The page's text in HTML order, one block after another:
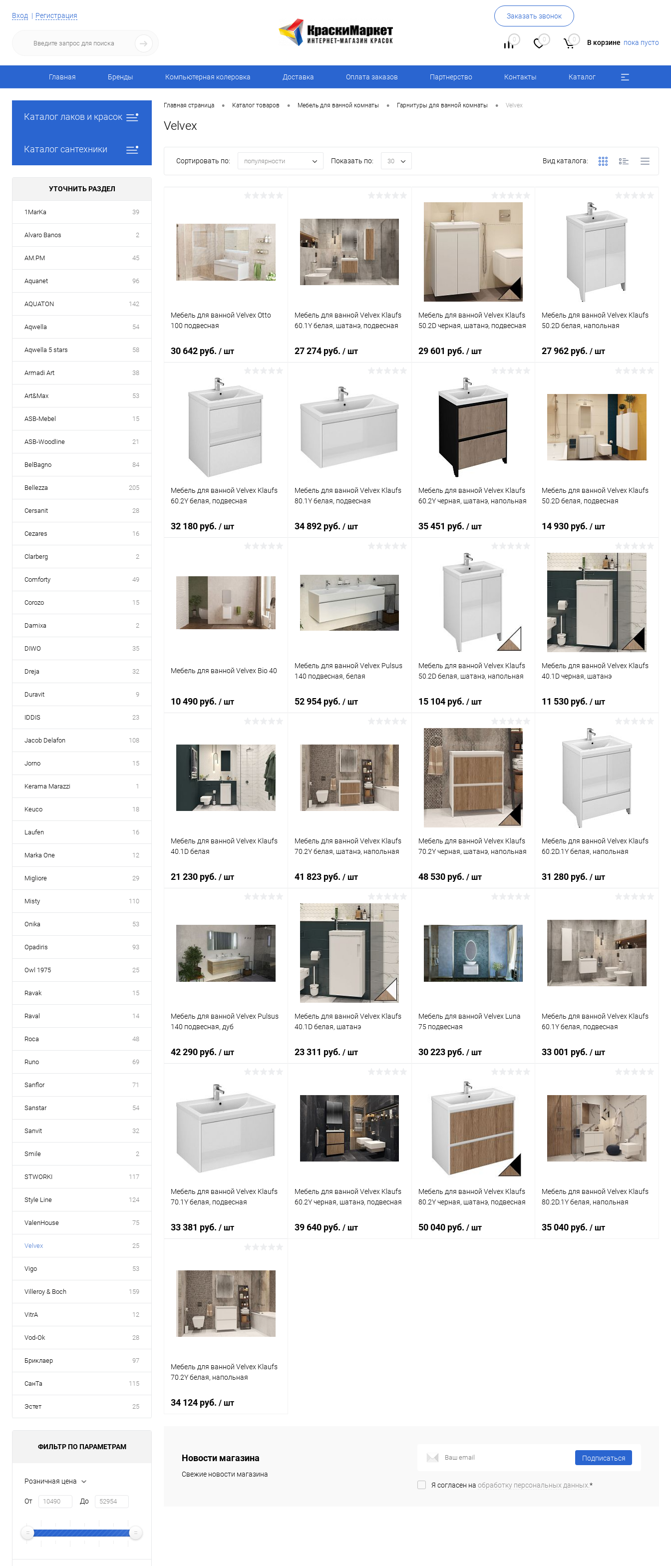
Вход Регистрация Заказать звонок
0 0 0 В корзине пока пусто
Главная Бренды Компьютерная колеровка Доставка Оплата заказов Партнерство Контакты Каталог
Каталог лаков и красок
Каталог сантехники
УТОЧНИТЬ РАЗДЕЛ
1MarKa 39
Alvaro Banos 2
AM.PM 45
Aquanet 96
AQUATON 142
Aqwella 54
Aqwella 5 stars 58
Armadi Art 38
Art&Max 53
ASB-Mebel 15
ASB-Woodline 21
BelBagno 84
Bellezza 205
Cersanit 28
Cezares 16
Clarberg 2
Comforty 49
Corozo 15
Damixa 2
DIWO 35
Dreja 32
Duravit 9
IDDIS 23
Jacob Delafon 108
Jorno 15
Kerama Marazzi 1
Keuco 18
Laufen 16
Marka One 12
Migliore 29
Misty 110
Onika 53
Opadiris 93
Owl 1975 25
Ravak 15
Raval 14
Roca 48
Runo 69
Sanflor 71
Sanstar 54
Sanvit 32
Smile 2
STWORKI 117
Style Line 124
ValenHouse 75
Velvex 25
Vigo 53
Villeroy & Boch 159
VitrA 12
Vod-Ok 28
Бриклаер 97
СанТа 115
Эстет 25
ФИЛЬТР ПО ПАРАМЕТРАМ
Розничная цена
От До
Главная страница • Каталог товаров • Мебель для ванной комнаты • Гарнитуры для ванной комнаты • Velvex
Velvex
Сортировать по: популярности Показать по: 30 Вид каталога:
Мебель для ванной Velvex Otto
100 подвесная
30 642 руб. / шт
Подписаться
Недоступно
Мебель для ванной Velvex Klaufs
60.1Y белая, шатанэ, подвесная
27 274 руб. / шт
Подписаться
Купить в 1 клик Сравнение
Мебель для ванной Velvex Klaufs
50.2D черная, шатанэ, подвесная
29 601 руб. / шт
В корзину
Купить в 1 клик
В избранное Под заказ
Мебель для ванной Velvex Klaufs
50.2D белая, напольная
27 962 руб./ шт
В корзину
Купить в 1 клик Сравнение
В избранное
Мебель для ванной Velvex Klaufs
60.2Y белая, подвесная
32 180 руб. / шт
Купить в 1 клик Сравнение
В избранное Недоступно
Мебель для ванной Velvex Klaufs
80.1Y белая, подвесная
34 892 руб. / шт
Купить в 1 клик Сравнение
Недоступно
Мебель для ванной Velvex Klaufs
60.2Y черная, шатанэ, напольная
35 451 руб. / шт
В корзину
Мебель для ванной Velvex Klaufs
50.2D белая, подвесная
14 930 руб./ шт
Подписаться
Сравнение
В избранное Недоступно
Мебель для ванной Velvex Bio 40
10 490 руб. / шт
Подписаться
Купить в 1 клик Сравнение
В избранное Недоступно
Мебель для ванной Velvex Pulsus
140 подвесная, белая
52 954 руб. / шт
Подписаться
Купить в 1 клик Сравнение
В избранное Недоступно
Мебель для ванной Velvex Klaufs
50.2D белая, шатанэ, напольная
15 104 руб. / шт
Подписаться
Купить в 1 клик Сравнение
В избранное Недоступно
Мебель для ванной Velvex Klaufs
40.1D черная, шатанэ
11 530 руб./ шт
Подписаться
Мебель для ванной Velvex Klaufs
40.1D белая
21 230 руб. / шт
Купить в 1 клик Сравнение
В избранное Недоступно
Мебель для ванной Velvex Klaufs
70.2Y белая, шатанэ, напольная
41 823 руб. / шт
В корзину
Сравнение
В избранное Под заказ
Мебель для ванной Velvex Klaufs
70.2Y черная, шатанэ, напольная
48 530 руб. / шт
Купить в 1 клик Сравнение
В избранное Под заказ
Мебель для ванной Velvex Klaufs
60.2D.1Y белая, напольная
31 280 руб./ шт
Подписаться
Купить в 1 клик Сравнение
В избранное Недоступно
Мебель для ванной Velvex Pulsus
140 подвесная, дуб
42 290 руб. / шт
Подписаться
Купить в 1 клик Сравнение
Мебель для ванной Velvex Klaufs
40.1D белая, шатанэ
23 311 руб. / шт
В корзину
Купить в 1 клик Сравнение
В избранное Под заказ
Мебель для ванной Velvex Luna
75 подвесная
30 223 руб. / шт
Подписаться
Купить в 1 клик Сравнение
В избранное Недоступно
Мебель для ванной Velvex Klaufs
60.1Y белая, подвесная
33 001 руб./ шт
В корзину
Купить в 1 клик Сравнение
В избранное Под заказ
Мебель для ванной Velvex Klaufs
70.1Y белая, подвесная
33 381 руб. / шт
В корзину
Купить в 1 клик Сравнение
В избранное Под заказ
Мебель для ванной Velvex Klaufs
60.2Y черная, шатанэ, подвесная
39 640 руб. / шт
Мебель для ванной Velvex Klaufs
80.2Y черная, шатанэ, подвесная
50 040 руб. / шт
Мебель для ванной Velvex Klaufs
80.2D.1Y белая, напольная
35 040 руб./ шт
Мебель для ванной Velvex Klaufs
70.2Y белая, напольная
34 124 руб. / шт
Купить в 1 клик
Новости магазина
Свежие новости магазина
Подписаться
Я согласен на обработку персональных данных. *